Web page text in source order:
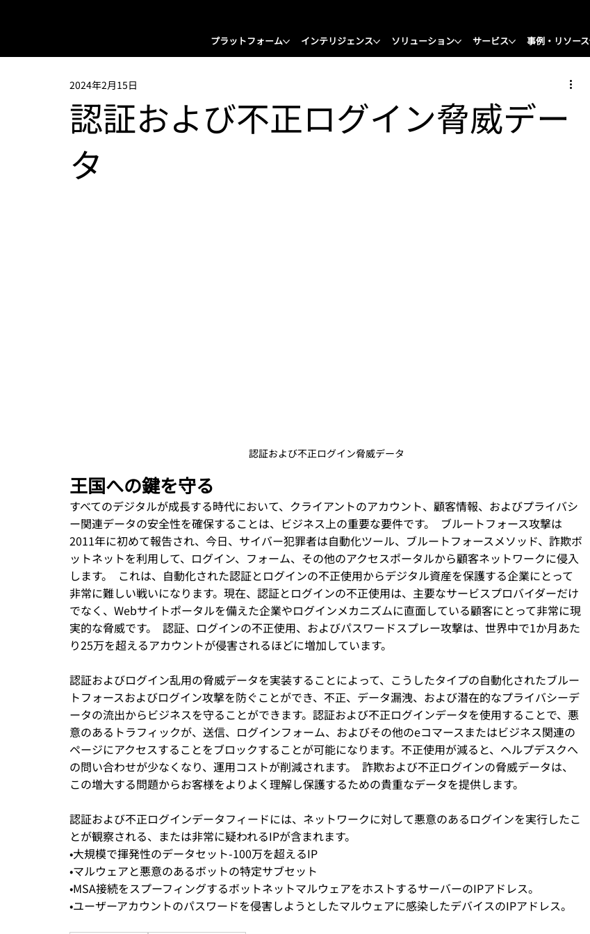
プラットフォーム インテリジェンス ソリューション サービス 事例・リソース
認証および不正ログイン脅威デー
タ
2024年2月15日
認証および不正ログイン脅威データ
王国への鍵を守る
すべてのデジタルが成長する時代において、クライアントのアカウント、顧客情報、およびプライバシ
ー関連データの安全性を確保することは、ビジネス上の重要な要件です。  ブルートフォース攻撃は
2011年に初めて報告され、今日、サイバー犯罪者は自動化ツール、ブルートフォースメソッド、詐欺ボ
ットネットを利用して、ログイン、フォーム、その他のアクセスポータルから顧客ネットワークに侵入
します。  これは、自動化された認証とログインの不正使用からデジタル資産を保護する企業にとって
非常に難しい戦いになります。現在、認証とログインの不正使用は、主要なサービスプロバイダーだけ
でなく、Webサイトポータルを備えた企業やログインメカニズムに直面している顧客にとって非常に現
実的な脅威です。  認証、ログインの不正使用、およびパスワードスプレー攻撃は、世界中で1か月あた
り25万を超えるアカウントが侵害されるほどに増加しています。
認証およびログイン乱用の脅威データを実装することによって、こうしたタイプの自動化されたブルー
トフォースおよびログイン攻撃を防ぐことができ、不正、データ漏洩、および潜在的なプライバシーデ
ータの流出からビジネスを守ることができます。認証および不正ログインデータを使用することで、悪
意のあるトラフィックが、送信、ログインフォーム、およびその他のeコマースまたはビジネス関連の
ページにアクセスすることをブロックすることが可能になります。不正使用が減ると、ヘルプデスクへ
の問い合わせが少なくなり、運用コストが削減されます。  詐欺および不正ログインの脅威データは、
この増大する問題からお客様をよりよく理解し保護するための貴重なデータを提供します。
認証および不正ログインデータフィードには、ネットワークに対して悪意のあるログインを実行したこ
とが観察される、または非常に疑われるIPが含まれます。
•大規模で揮発性のデータセット-100万を超えるIP
•マルウェアと悪意のあるボットの特定サブセット
•MSA接続をスプーフィングするボットネットマルウェアをホストするサーバーのIPアドレス。
•ユーザーアカウントのパスワードを侵害しようとしたマルウェアに感染したデバイスのIPアドレス。